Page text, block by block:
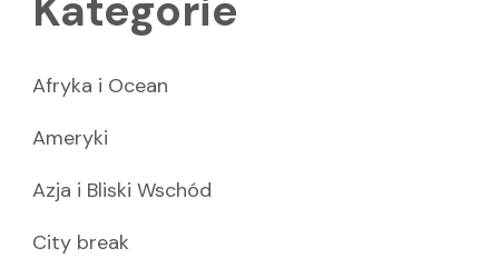
Afryka i Ocean
Ameryki
Azja i Bliski Wschód
City break